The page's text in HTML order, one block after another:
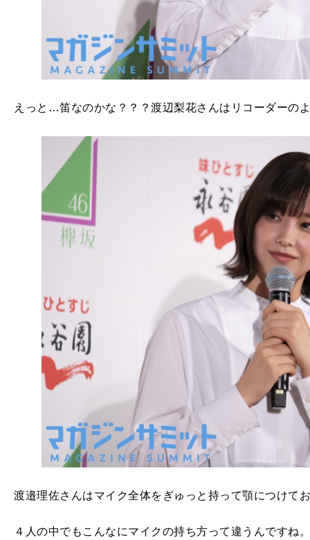
えっと…笛なのかな？？？渡辺梨花さんはリコーダーの
渡邉理佐さんはマイク全体をぎゅっと持って顎につけて
４人の中でもこんなにマイクの持ち方って違うんですね